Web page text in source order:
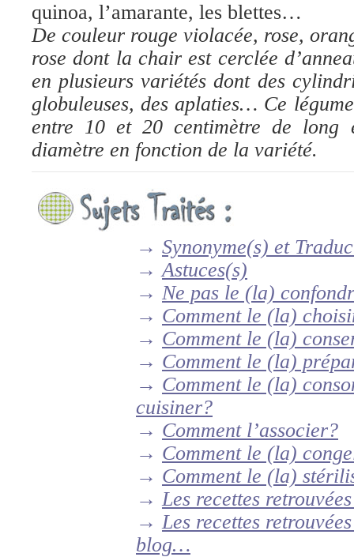
quinoa, l’amarante, les blettes…
De couleur rouge violacée, rose,
rose dont la chair est cerclée
en plusieurs variétés dont des
globuleuses, des aplaties… Ce
entre 10 et 20 centimètre de
diamètre en fonction de la variété.
→ Synonyme(s) et
→Astuces(s)
→ Ne pas le (la)
→ Comment le (la)
→ Comment le (la)
→ Comment le (la)
→ Comment le (la)
cuisiner?
→ Comment l’associer?
→ Comment le (la)
→ Comment le (la)
→Les recettes
→Les recettes
blog…